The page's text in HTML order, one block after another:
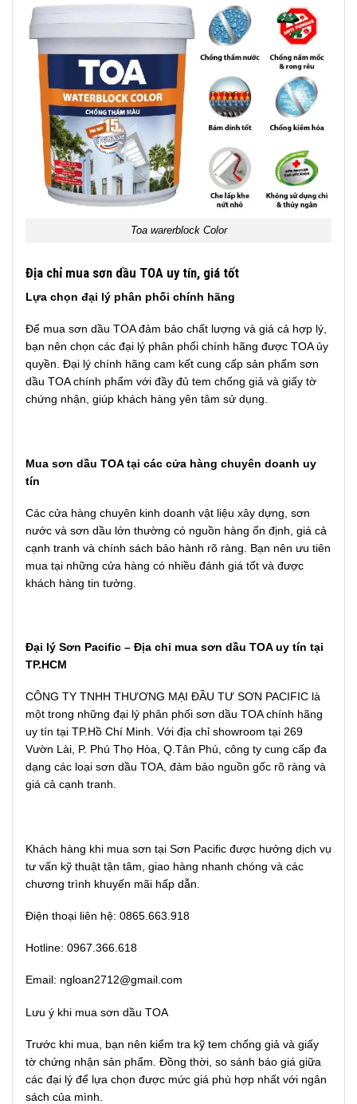
Toa warerblock Color
Địa chỉ mua sơn dầu TOA uy tín, giá tốt
Lựa chọn đại lý phân phối chính hãng
Để mua sơn dầu TOA đảm bảo chất lượng và giá cả hợp lý,
bạn nên chọn các đại lý phân phối chính hãng được TOA ủy
quyền. Đại lý chính hãng cam kết cung cấp sản phẩm sơn
dầu TOA chính phẩm với đầy đủ tem chống giả và giấy tờ
chứng nhận, giúp khách hàng yên tâm sử dụng.
Mua sơn dầu TOA tại các cửa hàng chuyên doanh uy
tín
Các cửa hàng chuyên kinh doanh vật liệu xây dựng, sơn
nước và sơn dầu lớn thường có nguồn hàng ổn định, giá cả
cạnh tranh và chính sách bảo hành rõ ràng. Bạn nên ưu tiên
mua tại những cửa hàng có nhiều đánh giá tốt và được
khách hàng tin tưởng.
Đại lý Sơn Pacific – Địa chỉ mua sơn dầu TOA uy tín tại
TP.HCM
CÔNG TY TNHH THƯƠNG MẠI ĐẦU TƯ SƠN PACIFIC là
một trong những đại lý phân phối sơn dầu TOA chính hãng
uy tín tại TP.Hồ Chí Minh. Với địa chỉ showroom tại 269
Vườn Lài, P. Phú Thọ Hòa, Q.Tân Phú, công ty cung cấp đa
dạng các loại sơn dầu TOA, đảm bảo nguồn gốc rõ ràng và
giá cả cạnh tranh.
Khách hàng khi mua sơn tại Sơn Pacific được hưởng dịch vụ
tư vấn kỹ thuật tận tâm, giao hàng nhanh chóng và các
chương trình khuyến mãi hấp dẫn.
Điện thoại liên hệ: 0865.663.918
Hotline: 0967.366.618
Email: ngloan2712@gmail.com
Lưu ý khi mua sơn dầu TOA
Trước khi mua, bạn nên kiểm tra kỹ tem chống giả và giấy
tờ chứng nhận sản phẩm. Đồng thời, so sánh báo giá giữa
các đại lý để lựa chọn được mức giá phù hợp nhất với ngân
sách của mình.